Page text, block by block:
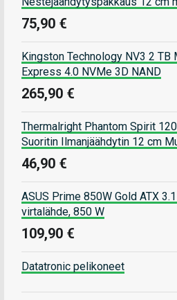
75,90 €
Kingston Technology NV3 2 TB
Express 4.0 NVMe 3D NAND
265,90 €
Thermalright Phantom Spirit 120
Suoritin Ilmanjäähdytin 12 cm
46,90 €
ASUS Prime 850W Gold ATX
virtalähde, 850 W
109,90 €
Datatronic pelikoneet